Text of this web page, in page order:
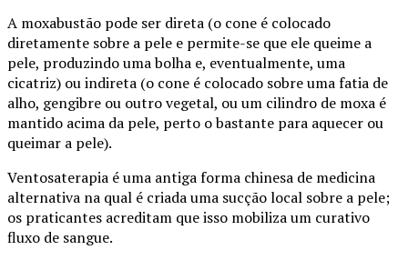
A moxabustão pode ser direta (o cone é colocado
diretamente sobre a pele e permite-se que ele queime a
pele, produzindo uma bolha e, eventualmente, uma
cicatriz) ou indireta (o cone é colocado sobre uma fatia de
alho, gengibre ou outro vegetal, ou um cilindro de moxa é
mantido acima da pele, perto o bastante para aquecer ou
queimar a pele).
Ventosaterapia é uma antiga forma chinesa de medicina
alternativa na qual é criada uma sucção local sobre a pele;
os praticantes acreditam que isso mobiliza um curativo
fluxo de sangue.